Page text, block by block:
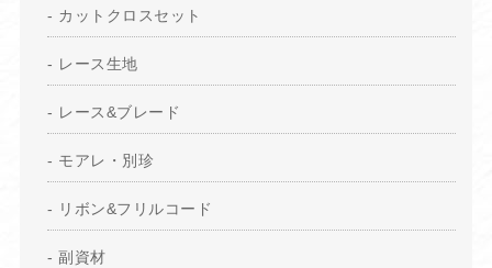
カットクロスセット
レース生地
レース&ブレード
モアレ・別珍
リボン&フリルコード
副資材